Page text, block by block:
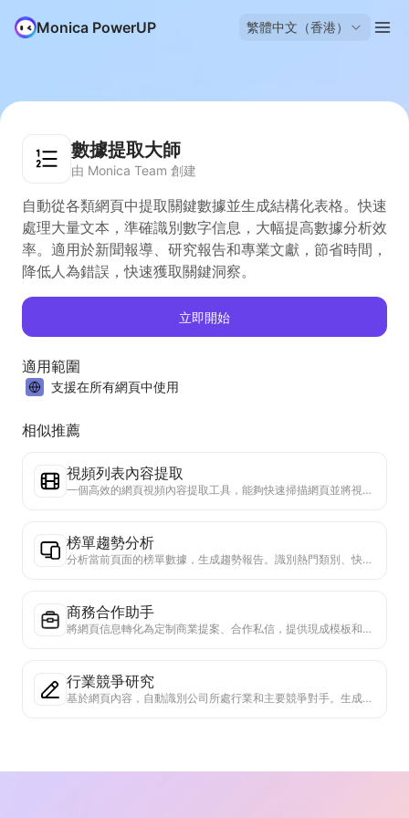
Monica PowerUP 繁體中文（香港）
數據提取大師
由 Monica Team 創建
自動從各類網頁中提取關鍵數據並生成結構化表格。快速
處理大量文本，準確識別數字信息，大幅提高數據分析效
率。適用於新聞報導、研究報告和專業文獻，節省時間，
降低人為錯誤，快速獲取關鍵洞察。
立即開始
適用範圍
支援在所有網頁中使用
相似推薦
視頻列表內容提取
一個高效的網頁視頻內容提取工具，能夠快速掃描網頁並將視頻信息整理成結構化的Markdown表格。
榜單趨勢分析
分析當前頁面的榜單數據，生成趨勢報告。識別熱門類別、快速上升的產品類型和新興技術。提供即時市場洞察，助你理解最新產品趨勢和市場動向。
商務合作助手
將網頁信息轉化為定制商業提案、合作私信，提供現成模板和跟進指南，簡化協作流程。
行業競爭研究
基於網頁內容，自動識別公司所處行業和主要競爭對手。生成詳細的競爭格局分析報告，包括市場份額、產品對比和SWOT分析，幫助了解企業在行業中的定位。